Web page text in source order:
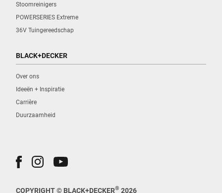
Stoomreinigers
POWERSERIES Extreme
36V Tuingereedschap
BLACK+DECKER
Over ons
Ideeën + Inspiratie
Carrière
Duurzaamheid
COPYRIGHT © BLACK+DECKER® 2026